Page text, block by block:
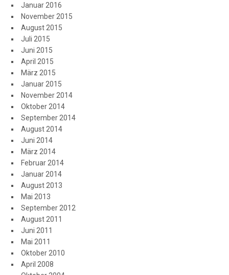
Januar 2016
November 2015
August 2015
Juli 2015
Juni 2015
April 2015
März 2015
Januar 2015
November 2014
Oktober 2014
September 2014
August 2014
Juni 2014
März 2014
Februar 2014
Januar 2014
August 2013
Mai 2013
September 2012
August 2011
Juni 2011
Mai 2011
Oktober 2010
April 2008